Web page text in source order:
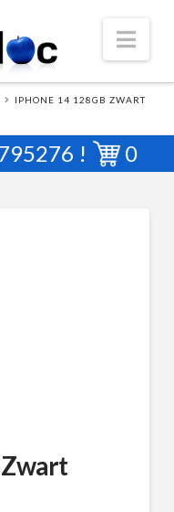
IPHONE 14 128GB ZWART
! 0
Zwart